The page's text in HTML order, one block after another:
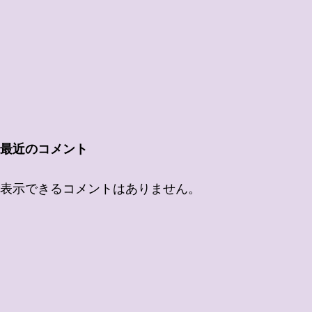
最近のコメント
表示できるコメントはありません。